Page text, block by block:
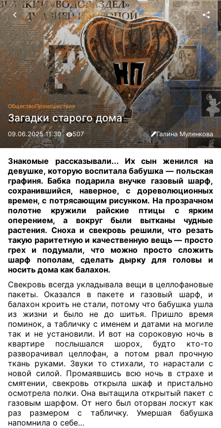
ОбществоПроисшествия
Загадки старого дома
09.06.2025 11:30 507 Галина Муленкова
Знакомые рассказывали... Их сын женился на
девушке, которую воспитала бабушка — польская
графиня. Бабка подарила внучке газовый шарф,
сохранившийся, наверное, с дореволюционных
времен, с потрясающим рисунком. На прозрачном
полотне кружили райские птицы с ярким
оперением, а вокруг были вытканы чудные
растения. Сноха и свекровь решили, что резать
такую раритетную и качественную вещь — просто
грех и подумали, что можно просто сложить
шарф пополам, сделать дырку для головы и
носить дома как балахон.
Свекровь всегда укладывала вещи в целлофановые
пакеты. Оказался в пакете и газовый шарф, и
балахон кроить не стали, потому что бабушка ушла
из жизни и было не до шитья. Пришло время
поминок, а табличку с именем и датами на могиле
так и не установили. И вот на сороковую ночь в
квартире послышался шорох, будто кто-то
разворачивал целлофан, а потом рвал прочную
ткань руками. Звуки то стихали, то нарастали с
новой силой. Промаявшись всю ночь в страхе и
смятении, свекровь открыла шкаф и пристально
осмотрела полки. Она вытащила открытый пакет с
газовым шарфом. От него был оторван лоскут как
раз размером с табличку. Умершая бабушка
напомнила о себе…